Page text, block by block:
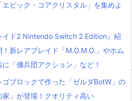
エピック・コアクリスタル」を集めよ
イド2 Nintendo Switch 2 Edition』紹
！新レアブレイド「M.O.M.O.」やホム
に「傭兵団アクション」など！
ゴブロックで作った「ゼルダBotW」の
家」が登場！クオリティ高い